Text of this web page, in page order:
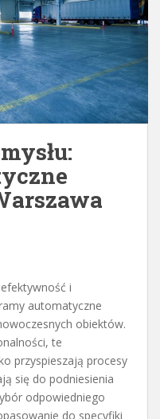
i
automatyczne
obiektów.
te
przyspieszają procesy
się do podniesienia
odpowiedniego
do specyfiki